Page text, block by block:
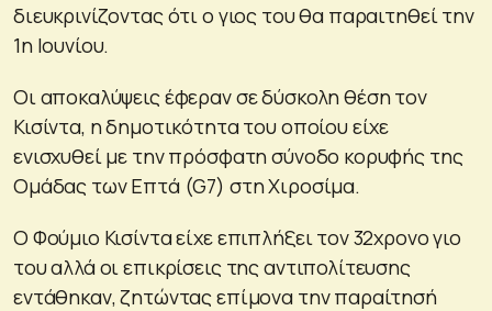
διευκρινίζοντας ότι ο γιος του θα παραιτηθεί την
1η Ιουνίου.
Οι αποκαλύψεις έφεραν σε δύσκολη θέση τον
Κισίντα, η δημοτικότητα του οποίου είχε
ενισχυθεί με την πρόσφατη σύνοδο κορυφής της
Ομάδας των Επτά (G7) στη Χιροσίμα.
Ο Φούμιο Κισίντα είχε επιπλήξει τον 32χρονο γιο
του αλλά οι επικρίσεις της αντιπολίτευσης
εντάθηκαν, ζητώντας επίμονα την παραίτησή